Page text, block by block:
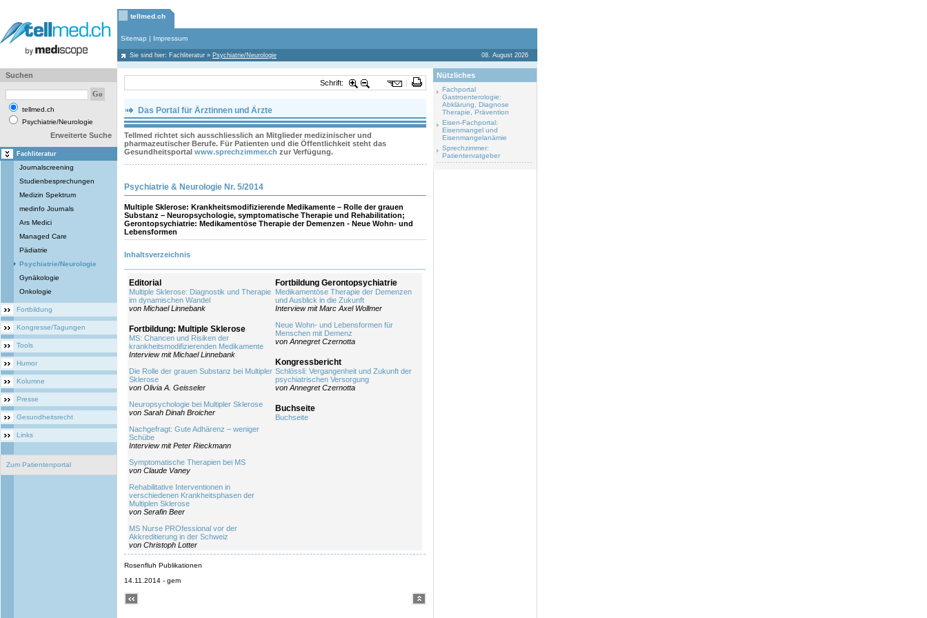
tellmed.ch
Sitemap | Impressum
Sie sind hier: Fachliteratur » Psychiatrie/Neurologie 08. August 2026
Suchen
tellmed.ch
Psychiatrie/Neurologie
Erweiterte Suche
Fachliteratur
Journalscreening
Studienbesprechungen
Medizin Spektrum
medinfo Journals
Ars Medici
Managed Care
Pädiatrie
Psychiatrie/Neurologie
Gynäkologie
Onkologie
Fortbildung
Kongresse/Tagungen
Tools
Humor
Kolumne
Presse
Gesundheitsrecht
Links
Zum Patientenportal
Schrift:
Das Portal für Ärztinnen und Ärzte
Tellmed richtet sich ausschliesslich an Mitglieder medizinischer und
pharmazeutischer Berufe. Für Patienten und die Öffentlichkeit steht das
Gesundheitsportal www.sprechzimmer.ch zur Verfügung.
Psychiatrie & Neurologie Nr. 5/2014
Multiple Sklerose: Krankheitsmodifizierende Medikamente – Rolle der grauen
Substanz – Neuropsychologie, symptomatische Therapie und Rehabilitation;
Gerontopsychiatrie: Medikamentöse Therapie der Demenzen - Neue Wohn- und
Lebensformen
Inhaltsverzeichnis
Editorial
Multiple Sklerose: Diagnostik und Therapie
im dynamischen Wandel
von Michael Linnebank
Fortbildung: Multiple Sklerose
MS: Chancen und Risiken der
krankheitsmodifizierenden Medikamente
Interview mit Michael Linnebank
Die Rolle der grauen Substanz bei Multipler
Sklerose
von Olivia A. Geisseler
Neuropsychologie bei Multipler Sklerose
von Sarah Dinah Broicher
Nachgefragt: Gute Adhärenz – weniger
Schübe
Interview mit Peter Rieckmann
Symptomatische Therapien bei MS
von Claude Vaney
Rehabilitative Interventionen in
verschiedenen Krankheitsphasen der
Multiplen Sklerose
von Serafin Beer
MS Nurse PROfessional vor der
Akkreditierung in der Schweiz
von Christoph Lotter
Fortbildung Gerontopsychiatrie
Medikamentöse Therapie der Demenzen
und Ausblick in die Zukunft
Interview mit Marc Axel Wollmer
Neue Wohn- und Lebensformen für
Menschen mit Demenz
von Annegret Czernotta
Kongressbericht
Schlössli: Vergangenheit und Zukunft der
psychiatrischen Versorgung
von Annegret Czernotta
Buchseite
Buchseite
Rosenfluh Publikationen
14.11.2014 - gem
Nützliches
Fachportal
Gastroenterologie:
Abklärung, Diagnose
Therapie, Prävention
Eisen-Fachportal:
Eisenmangel und
Eisenmangelanämie
Sprechzimmer:
Patientenratgeber